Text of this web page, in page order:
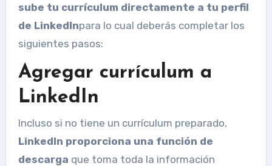
sube tu currículum directamente a tu perfil
de LinkedInpara lo cual deberás completar los
siguientes pasos:
Agregar currículum a
LinkedIn
Incluso si no tiene un currículum preparado,
LinkedIn proporciona una función de
descarga que toma toda la información